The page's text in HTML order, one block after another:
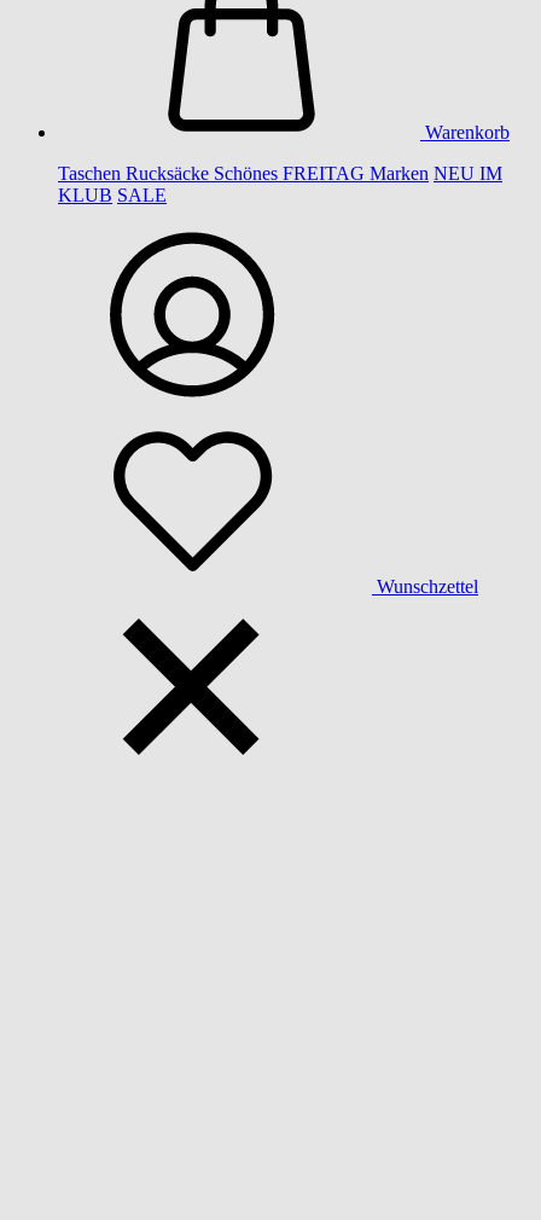
Warenkorb
Taschen Rucksäcke Schönes FREITAG Marken NEU IM
KLUB SALE
Wunschzettel